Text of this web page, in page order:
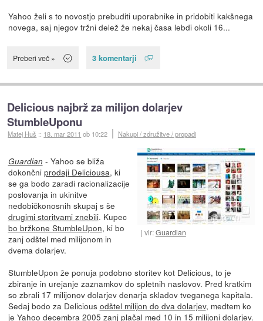
Yahoo želi s to novostjo prebuditi uporabnike in pridobiti kakšnega
novega, saj njegov tržni delež že nekaj časa lebdi okoli 16...
Preberi več » 3 komentarji
Delicious najbrž za milijon dolarjev
StumbleUponu
Matej Huš :: 18. mar 2011 ob 10:22 Nakupi / združitve / propadi
vir:Guardian
Guardian - Yahoo se bliža
dokončni prodaji Deliciousa, ki
se ga bodo zaradi racionalizacije
poslovanja in ukinitve
nedobičkonosnih skupaj s še
drugimi storitvami znebili. Kupec
bo bržkone StumbleUpon, ki bo
zanj odštel med milijonom in
dvema dolarjev.
StumbleUpon že ponuja podobno storitev kot Delicious, to je
zbiranje in urejanje zaznamkov do spletnih naslovov. Pred kratkim
so zbrali 17 milijonov dolarjev denarja skladov tveganega kapitala.
Sedaj bodo za Delicious odštel milijon do dva dolarjev, medtem ko
je Yahoo decembra 2005 zanj plačal med 10 in 15 milijoni dolarjev.